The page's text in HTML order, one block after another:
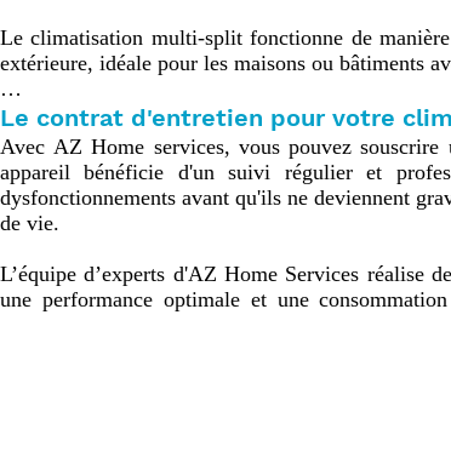
Le climatisation multi-split fonctionne de
extérieure, idéale pour les maisons ou bâtiments
Enfin, pour les grands bâtiments commerciaux,
gérer plusieurs zones à température variable,
Le choix dépendra de la configuration des lieux,
Le contrat d'entretien pour votre
Avec AZ Home services, vous pouvez
appareil bénéficie d'un suivi régulier et
dysfonctionnements avant qu'ils ne deviennent
de vie.
L’équipe d’experts d'AZ Home Services réalise
une performance optimale et une